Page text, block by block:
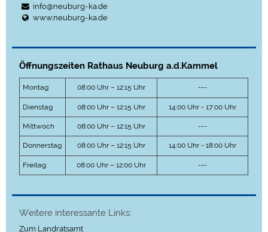
info@neuburg-ka.de
www.neuburg-ka.de
Öffnungszeiten Rathaus Neuburg a.d.Kammel
Montag 08:00 Uhr – 12:15 Uhr ---
Dienstag 08:00 Uhr – 12:15 Uhr 14:00 Uhr - 17:00 Uhr
Mittwoch 08:00 Uhr – 12:15 Uhr ---
Donnerstag 08:00 Uhr – 12:15 Uhr 14:00 Uhr - 18:00 Uhr
Freitag 08:00 Uhr – 12:00 Uhr ---
Weitere interessante Links:
Zum Landratsamt